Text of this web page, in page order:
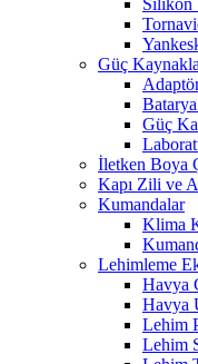
Silikon
Güç
Güç
İletken Boya
Kapı Zili ve
Kumandalar
Klima
Lehimleme
Havya
Havya
Lehim
Lehim